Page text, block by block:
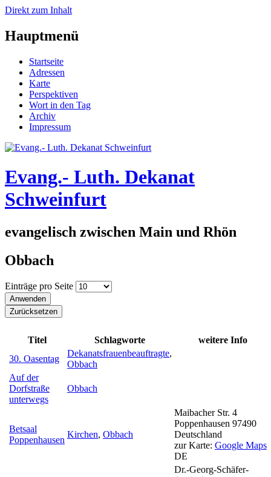
Direkt zum Inhalt
Hauptmenü
Startseite
Adressen
Karte
Perspektiven
Wort in den Tag
Archiv
Impressum
Evang.- Luth. Dekanat
Schweinfurt
evangelisch zwischen Main und Rhön
Obbach
Einträge pro Seite
Titel Schlagworte
weitere Info
30. Oasentag
Dekanatsfrauenbeauftragte,
Obbach
Auf der
Dorfstraße
unterwegs
Obbach
Betsaal
Poppenhausen
Kirchen, Obbach
Maibacher Str. 4
Poppenhausen 97490
Deutschland
zur Karte: Google Maps
DE
Dr.-Georg-Schäfer-